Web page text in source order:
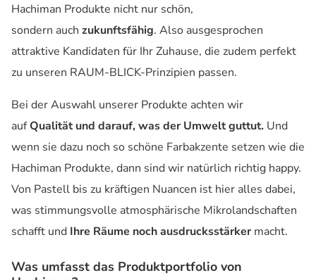
Hachiman Produkte nicht nur schön,
sondern auch zukunftsfähig. Also ausgesprochen
attraktive Kandidaten für Ihr Zuhause, die zudem perfekt
zu unseren RAUM-BLICK-Prinzipien passen.
Bei der Auswahl unserer Produkte achten wir
aufQualität und darauf, was der Umwelt guttut. Und
wenn sie dazu noch so schöne Farbakzente setzen wie die
Hachiman Produkte, dann sind wir natürlich richtig happy.
Von Pastell bis zu kräftigen Nuancen ist hier alles dabei,
was stimmungsvolle atmosphärische Mikrolandschaften
schafft und Ihre Räume noch ausdrucksstärker macht.
Was umfasst das Produktportfolio von